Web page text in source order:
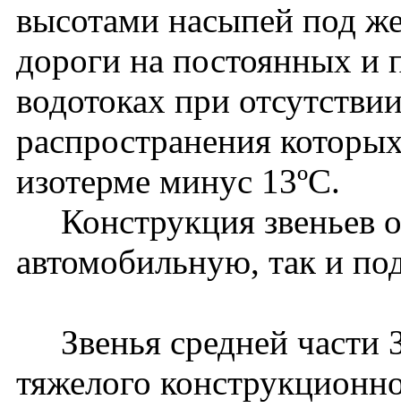
высотами насыпей под
дороги на постоянных и
водотоках при
распространения
изотерме минус 13ºС.
Конструкция звеньев
автомобильную, так и
Звенья средней части
тяжелого